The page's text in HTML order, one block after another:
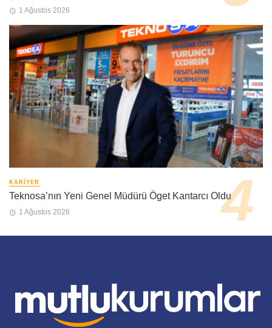
1 Ağustos 2026
KARIYER
Teknosa’nın Yeni Genel Müdürü Öget Kantarcı Oldu
1 Ağustos 2026